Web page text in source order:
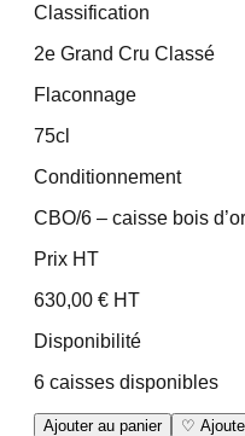
Classification
2e Grand Cru Classé
Flaconnage
75cl
Conditionnement
CBO/6 – caisse bois
Prix HT
630,00 € HT
Disponibilité
6 caisses disponibles
Ajouter au panier ♡